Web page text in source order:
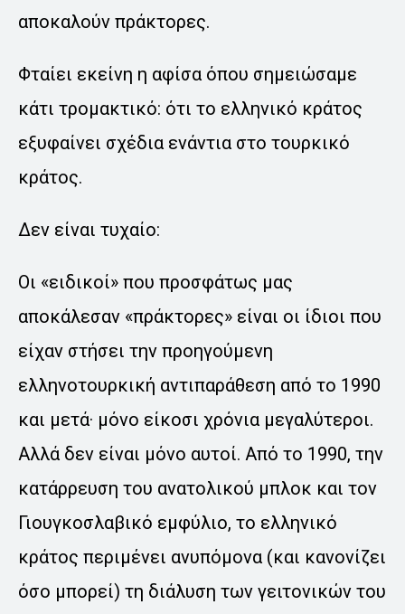
αποκαλούν πράκτορες.
Φταίει εκείνη η αφίσα όπου σημειώσαμε
κάτι τρομακτικό: ότι το ελληνικό κράτος
εξυφαίνει σχέδια ενάντια στο τουρκικό
κράτος.
Δεν είναι τυχαίο:
Οι «ειδικοί» που προσφάτως μας
αποκάλεσαν «πράκτορες» είναι οι ίδιοι που
είχαν στήσει την προηγούμενη
ελληνοτουρκική αντιπαράθεση από το 1990
και μετά· μόνο είκοσι χρόνια μεγαλύτεροι.
Αλλά δεν είναι μόνο αυτοί. Από το 1990, την
κατάρρευση του ανατολικού μπλοκ και τον
Γιουγκοσλαβικό εμφύλιο, το ελληνικό
κράτος περιμένει ανυπόμονα (και κανονίζει
όσο μπορεί) τη διάλυση των γειτονικών του